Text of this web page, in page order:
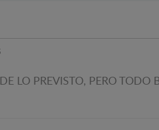
LO PREVISTO, PERO